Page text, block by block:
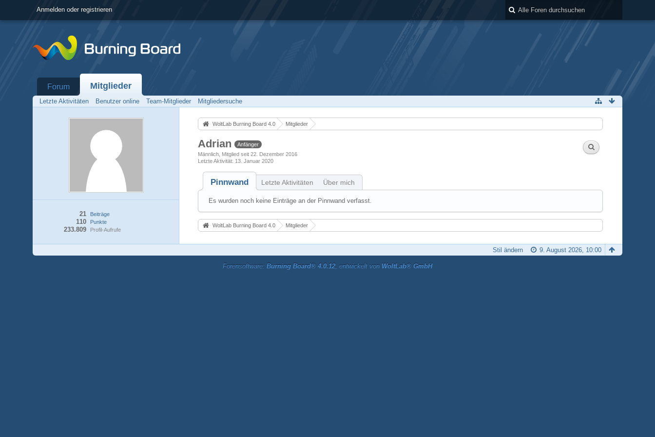
Anmelden oder registrieren
Forum Mitglieder
Letzte Aktivitäten Benutzer online Team-Mitglieder Mitgliedersuche
Beiträge
21
Punkte
110
Profil-Aufrufe
233.809
WoltLab Burning Board 4.0 Mitglieder
Adrian Anfänger
Männlich Mitglied seit 22. Dezember 2016
Letzte Aktivität 13. Januar 2020
Pinnwand Letzte Aktivitäten Über mich
Es wurden noch keine Einträge an der Pinnwand verfasst.
WoltLab Burning Board 4.0 Mitglieder
9. August 2026, 10:00
Stil ändern
Forensoftware: Burning Board® 4.0.12, entwickelt von WoltLab® GmbH